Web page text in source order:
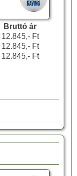
Bruttó ár
12.845,- Ft
12.845,- Ft
12.845,- Ft